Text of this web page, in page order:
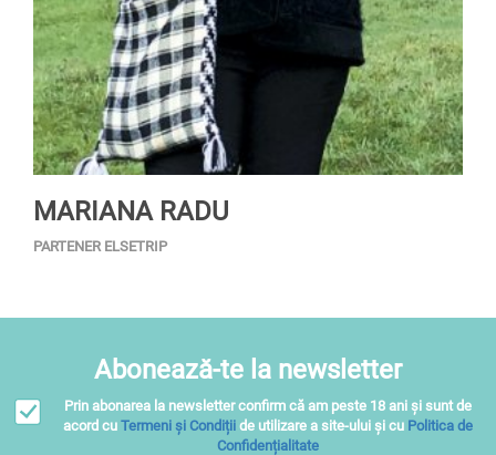
MARIANA RADU
PARTENER ELSETRIP
Abonează-te la newsletter
Prin abonarea la newsletter confirm că am peste 18 ani și sunt de
acord cu Termeni și Condițiide utilizare a site-ului și cu Politica de
Confidențialitate